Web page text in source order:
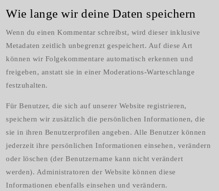
Wie lange wir deine Daten speichern
Wenn du einen Kommentar schreibst, wird dieser inklusive
Metadaten zeitlich unbegrenzt gespeichert. Auf diese Art
können wir Folgekommentare automatisch erkennen und
freigeben, anstatt sie in einer Moderations-Warteschlange
festzuhalten.
Für Benutzer, die sich auf unserer Website registrieren,
speichern wir zusätzlich die persönlichen Informationen, die
sie in ihren Benutzerprofilen angeben. Alle Benutzer können
jederzeit ihre persönlichen Informationen einsehen, verändern
oder löschen (der Benutzername kann nicht verändert
werden). Administratoren der Website können diese
Informationen ebenfalls einsehen und verändern.